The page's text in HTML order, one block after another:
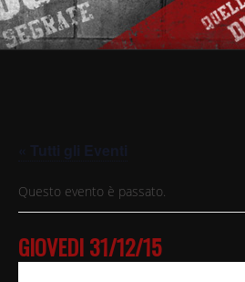
« Tutti gli Eventi
Questo evento è passato.
GIOVEDI 31/12/15